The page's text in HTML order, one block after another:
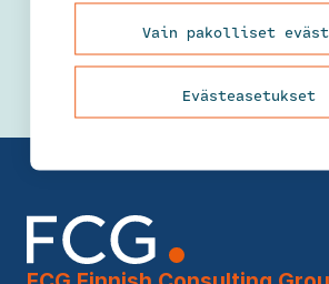
Vain pakolliset
Evästeasetukset